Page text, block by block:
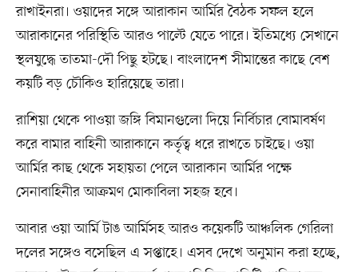
রাখাইনরা। ওয়াদের সঙ্গে আরাকান আর্মির বৈঠক সফল হলে
আরাকানের পরিস্থিতি আরও পাল্টে যেতে পারে। ইতিমধ্যে সেখানে
স্থলযুদ্ধে তাতমা-দৌ পিছু হটছে। বাংলাদেশ সীমান্তের কাছে বেশ
কয়টি বড় চৌকিও হারিয়েছে তারা।
রাশিয়া থেকে পাওয়া জঙ্গি বিমানগুলো দিয়ে নির্বিচার বোমাবর্ষণ
করে বামার বাহিনী আরাকানে কর্তৃত্ব ধরে রাখতে চাইছে। ওয়া
আর্মির কাছ থেকে সহায়তা পেলে আরাকান আর্মির পক্ষে
সেনাবাহিনীর আক্রমণ মোকাবিলা সহজ হবে।
আবার ওয়া আর্মি টাঙ আর্মিসহ আরও কয়েকটি আঞ্চলিক গেরিলা
দলের সঙ্গেও বসেছিল এ সপ্তাহে। এসব দেখে অনুমান করা হচ্ছে,